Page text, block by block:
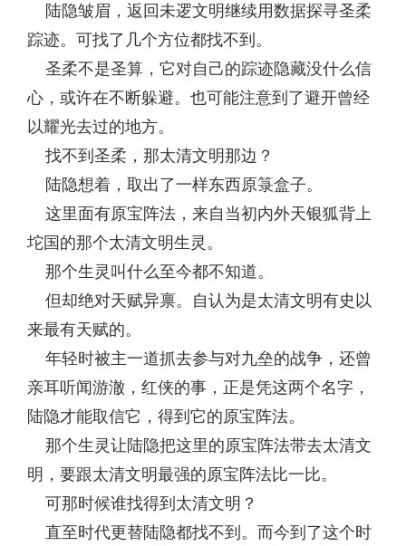
陆隐皱眉，返回未逻文明继续用数据探寻圣柔
踪迹。可找了几个方位都找不到。
圣柔不是圣算，它对自己的踪迹隐藏没什么信
心，或许在不断躲避。也可能注意到了避开曾经
以耀光去过的地方。
找不到圣柔，那太清文明那边？
陆隐想着，取出了一样东西原箓盒子。
这里面有原宝阵法，来自当初内外天银狐背上
坨国的那个太清文明生灵。
那个生灵叫什么至今都不知道。
但却绝对天赋异禀。自认为是太清文明有史以
来最有天赋的。
年轻时被主一道抓去参与对九垒的战争，还曾
亲耳听闻游澈，红侠的事，正是凭这两个名字，
陆隐才能取信它，得到它的原宝阵法。
那个生灵让陆隐把这里的原宝阵法带去太清文
明，要跟太清文明最强的原宝阵法比一比。
可那时候谁找得到太清文明？
直至时代更替陆隐都找不到。而今到了这个时